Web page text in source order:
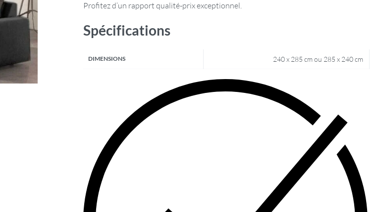
Profitez d’un rapport qualité-prix exceptionnel.
Spécifications
DIMENSIONS 240 x 285 cm ou 285 x 240 cm